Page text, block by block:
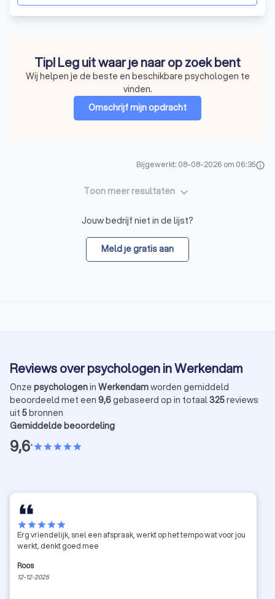
Tip! Leg uit waar je naar op zoek bent
Wij helpen je de beste en beschikbare psychologen te
vinden.
Omschrijf mijn opdracht
Bijgewerkt: 08-08-2026 om 06:35info
Toon meer resultaten keyboard_arrow_down
Jouw bedrijf niet in de lijst?
Meld je gratis aan
Reviews over psychologen in Werkendam
Onze psychologenin Werkendamworden gemiddeld
beoordeeld met een 9,6gebaseerd op in totaal325reviews
uit 5bronnen
Gemiddelde beoordeling
9,6•starstarstarstarstar
starstarstarstarstar
Erg vriendelijk, snel een afspraak, werkt op het tempo wat voor jou
werkt, denkt goed mee
Roos
12-12-2025